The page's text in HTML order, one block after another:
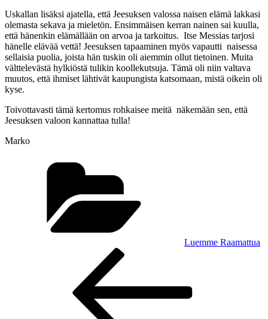
Uskallan lisäksi ajatella, että Jeesuksen valossa naisen elämä lakkasi
olemasta sekava ja mieletön. Ensimmäisen kerran nainen sai kuulla,
että hänenkin elämällään on arvoa ja tarkoitus. Itse Messias tarjosi
hänelle elävää vettä! Jeesuksen tapaaminen myös vapautti naisessa
sellaisia puolia, joista hän tuskin oli aiemmin ollut tietoinen. Muita
välttelevästä hylkiöstä tulikin koollekutsuja. Tämä oli niin valtava
muutos, että ihmiset lähtivät kaupungista katsomaan, mistä oikein oli
kyse.
Toivottavasti tämä kertomus rohkaisee meitä näkemään sen, että
Jeesuksen valoon kannattaa tulla!
Marko
Luemme Raamattua